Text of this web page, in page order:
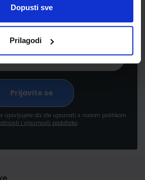
Dopusti sve
Prilagodi
bi primali informacije o novim
pogodnostima
izjavljujete da ste upoznati s našom politikom
i sigurnosti podataka